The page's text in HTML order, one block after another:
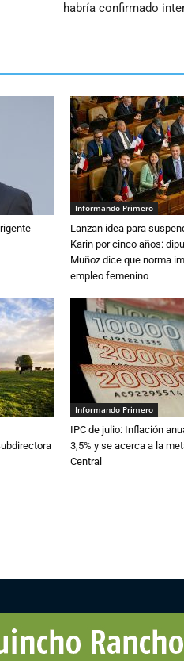
habría confirmado
Informando Primero
Lanzan idea para
Karin por cinco años:
Muñoz dice que norma
empleo femenino
Informando Primero
IPC de julio: Inflación
3,5% y se acerca a la
Central